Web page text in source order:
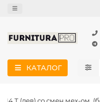
КАТАЛОГ